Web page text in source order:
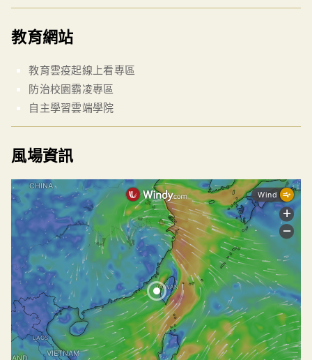
教育網站
教育雲疫起線上看專區
防治校園霸凌專區
自主學習雲端學院
風場資訊